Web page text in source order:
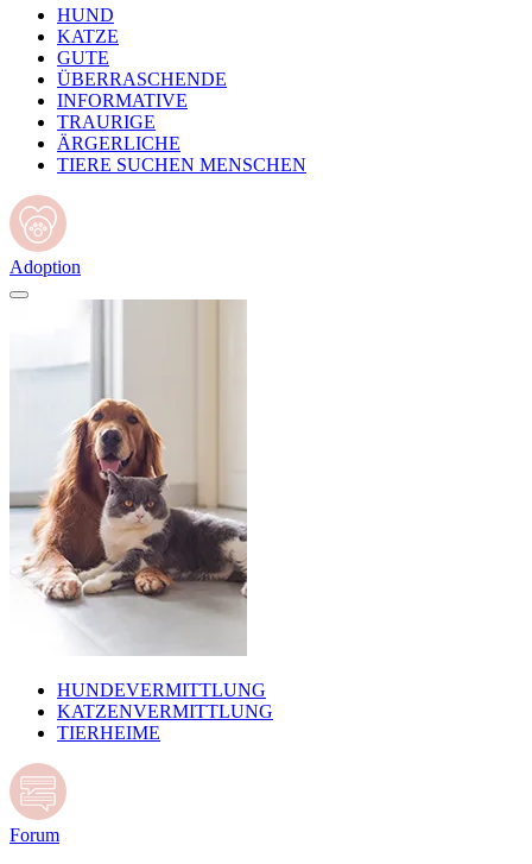
HUND
KATZE
GUTE
ÜBERRASCHENDE
INFORMATIVE
TRAURIGE
ÄRGERLICHE
TIERE SUCHEN MENSCHEN
Adoption
HUNDEVERMITTLUNG
KATZENVERMITTLUNG
TIERHEIME
Forum